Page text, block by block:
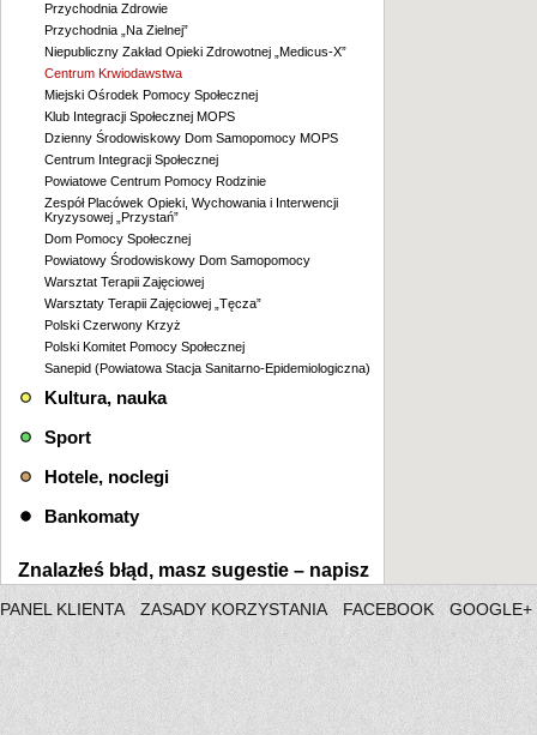
Przychodnia Zdrowie
Przychodnia „Na Zielnej”
Niepubliczny Zakład Opieki Zdrowotnej „Medicus-X”
Centrum Krwiodawstwa
Miejski Ośrodek Pomocy Społecznej
Klub Integracji Społecznej MOPS
Dzienny Środowiskowy Dom Samopomocy MOPS
Centrum Integracji Społecznej
Powiatowe Centrum Pomocy Rodzinie
Zespół Placówek Opieki, Wychowania i Interwencji
Kryzysowej „Przystań”
Dom Pomocy Społecznej
Powiatowy Środowiskowy Dom Samopomocy
Warsztat Terapii Zajęciowej
Warsztaty Terapii Zajęciowej „Tęcza”
Polski Czerwony Krzyż
Polski Komitet Pomocy Społecznej
Sanepid (Powiatowa Stacja Sanitarno-Epidemiologiczna)
Kultura, nauka
Sport
Hotele, noclegi
Bankomaty
Znalazłeś błąd, masz sugestie – napisz
PANEL KLIENTA ZASADY KORZYSTANIA FACEBOOK GOOGLE+